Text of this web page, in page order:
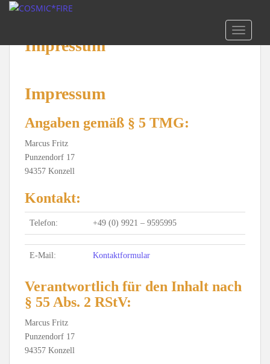
p
Impressum
Impressum
Angaben gemäß § 5 TMG:
Marcus Fritz
Punzendorf 17
94357 Konzell
Kontakt:
Telefon: +49 (0) 9921 – 9595995
E-Mail: Kontaktformular
Verantwortlich für den Inhalt nach
§ 55 Abs. 2 RStV:
Marcus Fritz
Punzendorf 17
94357 Konzell